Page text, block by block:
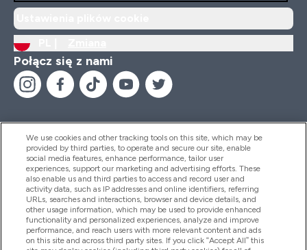
Połącz się z nami
Pomoc I Informacja
Produkty
Informacje O Firmie
We use cookies and other tracking tools on this site, which may be
provided by third parties, to operate and secure our site, enable
social media features, enhance performance, tailor user
experiences, support our marketing and advertising efforts. These
also enable us and third parties to access and record user and
activity data, such as IP addresses and online identifiers, referring
URLs, searches and interactions, browser and device details, and
other usage information, which may be used to provide enhanced
functionality and personalized experiences, analyze and improve
performance, and reach users with more relevant content and ads
on this site and across third party sites. If you click “Accept All” this